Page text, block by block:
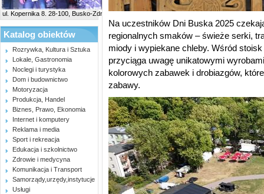
ul. Kopernika 8. 28-100, Busko-Zdrój
Katalog obiektów
Rozrywka, Kultura i Sztuka
Lokale, Gastronomia
Noclegi i turystyka
Dom i budownictwo
Motoryzacja
Produkcja, Handel
Biznes, Prawo, Ekonomia
Internet i komputery
Reklama i media
Sport i rekreacja
Edukacja i szkolnictwo
Zdrowie i medycyna
Komunikacja i Transport
Samorządy,urzędy,instytucje
Usługi
Na uczestników Dni Buska 2025
regionalnych smaków – świeże serki,
miody i wypiekane chleby. Wśród
przyciąga uwagę unikatowymi
kolorowych zabawek i drobiazgów,
zabawy.